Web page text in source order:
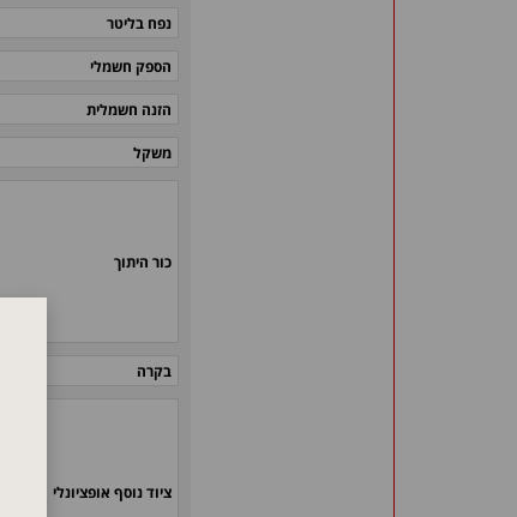
נפח בליטר
הספק חשמלי
הזנה חשמלית
משקל
כור היתוך
בקרה
ציוד נוסף אופציונלי